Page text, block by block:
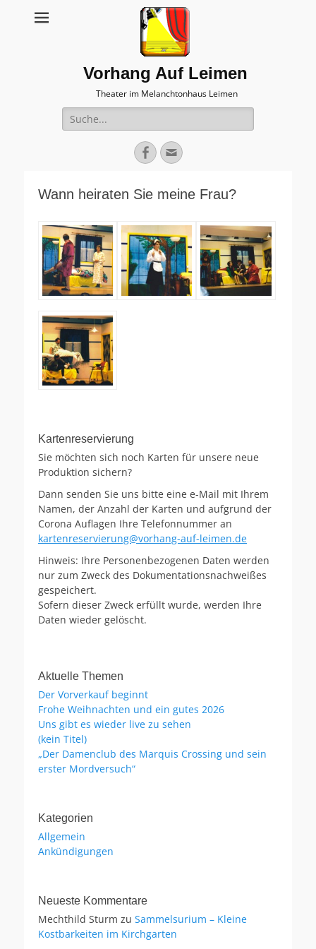
Vorhang Auf Leimen
Theater im Melanchtonhaus Leimen
Suche
nach:
Facebook
E-
Mail
Wann heiraten Sie meine Frau?
Kartenreservierung
Sie möchten sich noch Karten für unsere neue
Produktion sichern?
Dann senden Sie uns bitte eine e-Mail mit Ihrem
Namen, der Anzahl der Karten und aufgrund der
Corona Auflagen Ihre Telefonnummer an
kartenreservierung@vorhang-auf-leimen.de
Hinweis: Ihre Personenbezogenen Daten werden
nur zum Zweck des Dokumentationsnachweißes
gespeichert.
Sofern dieser Zweck erfüllt wurde, werden Ihre
Daten wieder gelöscht.
Aktuelle Themen
Der Vorverkauf beginnt
Frohe Weihnachten und ein gutes 2026
Uns gibt es wieder live zu sehen
(kein Titel)
„Der Damenclub des Marquis Crossing und sein
erster Mordversuch“
Kategorien
Allgemein
Ankündigungen
Neueste Kommentare
Mechthild Sturm zu Sammelsurium – Kleine
Kostbarkeiten im Kirchgarten